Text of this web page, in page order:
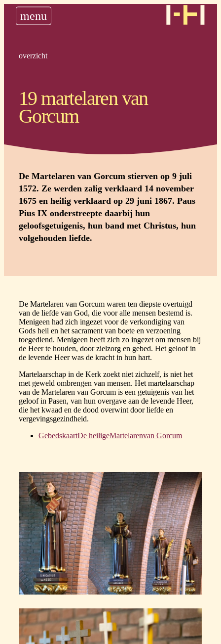
nieuws
historie
plan uw bedevaart
menu
overzicht
19 martelaren van
Gorcum
De Martelaren van Gorcum stierven op 9 juli
1572. Ze werden zalig verklaard 14 november
1675 en heilig verklaard op 29 juni 1867. Paus
Pius IX onderstreepte daarbij hun
geloofsgetuigenis, hun band met Christus, hun
volgehouden liefde.
De Martelaren van Gorcum waren ten diepste overtuigd
van de liefde van God, die voor alle mensen bestemd is.
Menigeen had zich ingezet voor de verkondiging van
Gods heil en het sacrament van boete en verzoening
toegediend. Menigeen heeft zich zo ingezet om mensen bij
de Heer te houden, door zielzorg en gebed. Het geloof in
de levende Heer was de kracht in hun hart.
Martelaarschap in de Kerk zoekt niet zichzelf, is niet het
met geweld ombrengen van mensen. Het martelaarschap
van de Martelaren van Gorcum is een getuigenis van het
geloof in Pasen, van hun overgave aan de levende Heer,
die het kwaad en de dood overwint door liefde en
vergevingsgezindheid.
GebedskaartDe heiligeMartelarenvan Gorcum